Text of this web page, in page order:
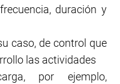
duración y
caso, de control que
las actividades
por ejemplo,